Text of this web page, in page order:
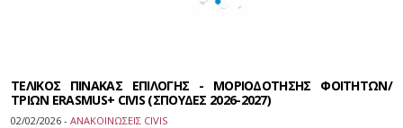
ΤΕΛΙΚΟΣ ΠΙΝΑΚΑΣ ΕΠΙΛΟΓΗΣ - ΜΟΡΙΟΔΟΤΗΣΗΣ ΦΟΙΤΗΤΩΝ/
ΤΡΙΩΝ ERASMUS+ CIVIS (ΣΠΟΥΔΕΣ 2026-2027)
02/02/2026 - ΑΝΑΚΟΙΝΩΣΕΙΣ CIVIS